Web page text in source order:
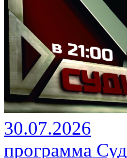
30.07.2026
программа